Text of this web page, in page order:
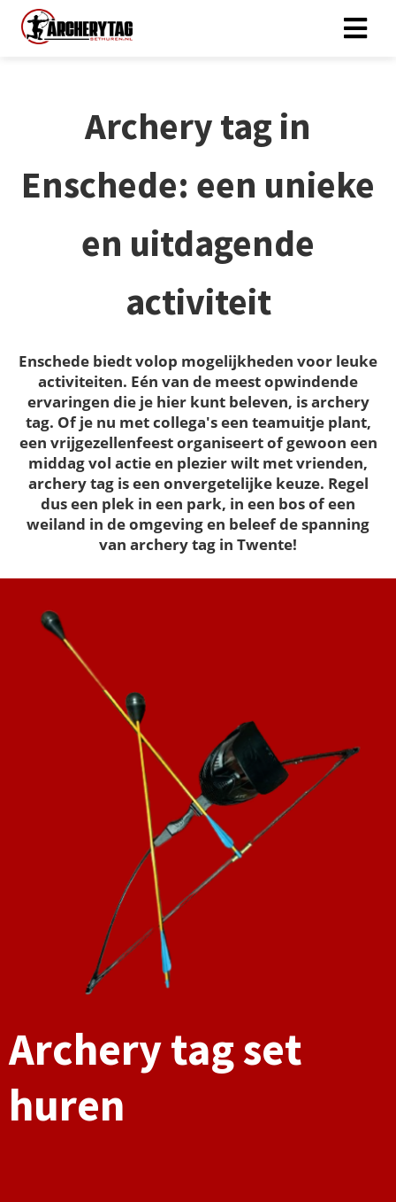
Archery tag in
Enschede: een unieke
en uitdagende
activiteit
Enschede biedt volop mogelijkheden voor leuke
activiteiten. Eén van de meest opwindende
ervaringen die je hier kunt beleven, is archery
tag. Of je nu met collega's een teamuitje plant,
een vrijgezellenfeest organiseert of gewoon een
middag vol actie en plezier wilt met vrienden,
archery tag is een onvergetelijke keuze. Regel
dus een plek in een park, in een bos of een
weiland in de omgeving en beleef de spanning
van archery tag in Twente!
Archery tag set
huren